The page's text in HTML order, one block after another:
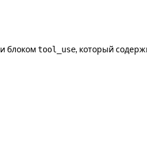
и блокомtool_use, который